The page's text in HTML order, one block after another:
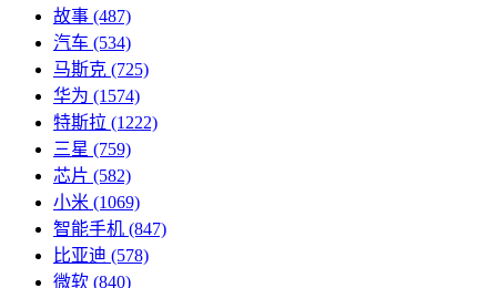
故事 (487)
汽车 (534)
马斯克 (725)
华为 (1574)
特斯拉 (1222)
三星 (759)
芯片 (582)
小米 (1069)
智能手机 (847)
比亚迪 (578)
微软 (840)